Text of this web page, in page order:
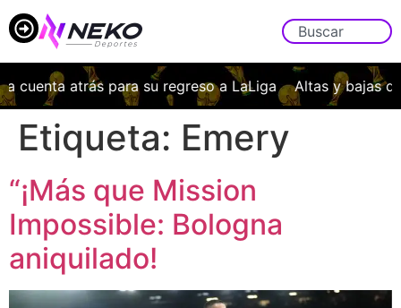
cuenta atrás para su regreso a LaLiga Altas y bajas
Etiqueta: Emery
“¡Más que Mission
Impossible: Bologna
aniquilado!